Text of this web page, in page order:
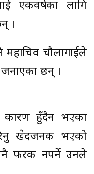
एकवर्षका लागि
।
चौलागाईले
जनाएका छन् ।
हुँदैन भएका
खेदजनक भएको
फरक नपर्ने उनले